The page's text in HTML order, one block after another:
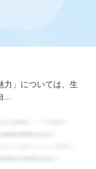
力」については、生